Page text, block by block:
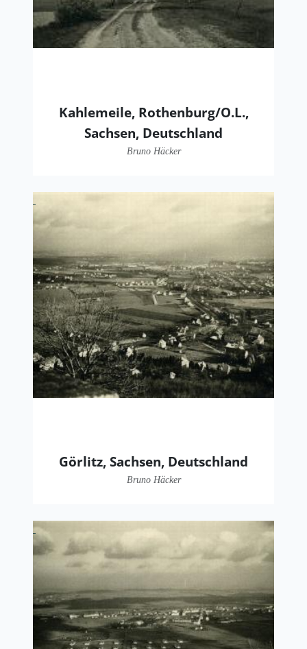
Kahlemeile, Rothenburg/O.L.,
Sachsen, Deutschland
Bruno Häcker
Görlitz, Sachsen, Deutschland
Bruno Häcker